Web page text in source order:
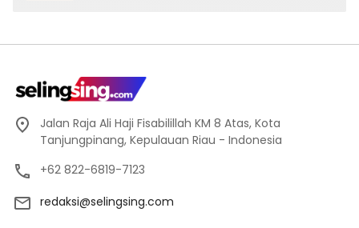
Jalan Raja Ali Haji Fisabilillah KM 8 Atas, Kota
Tanjungpinang, Kepulauan Riau - Indonesia
+62 822-6819-7123
redaksi@selingsing.com